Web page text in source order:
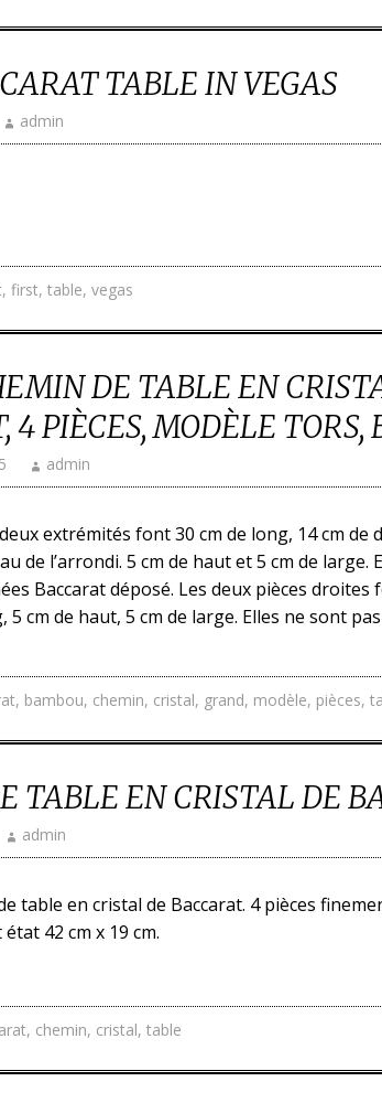
TABLE IN VEGAS
admin
, first, table, vegas
DE TABLE EN
4 PIÈCES, MODÈLE TORS,
admin
extrémités font 30 cm de long, 14 cm de
de l’arrondi. 5 cm de haut et 5 cm de large.
Baccarat déposé. Les deux pièces droites
5 cm de haut, 5 cm de large. Elles ne sont
, bambou, chemin, cristal, grand, modèle, pièces,
TABLE EN CRISTAL DE
admin
table en cristal de Baccarat. 4 pièces
état 42 cm x 19 cm.
, chemin, cristal, table